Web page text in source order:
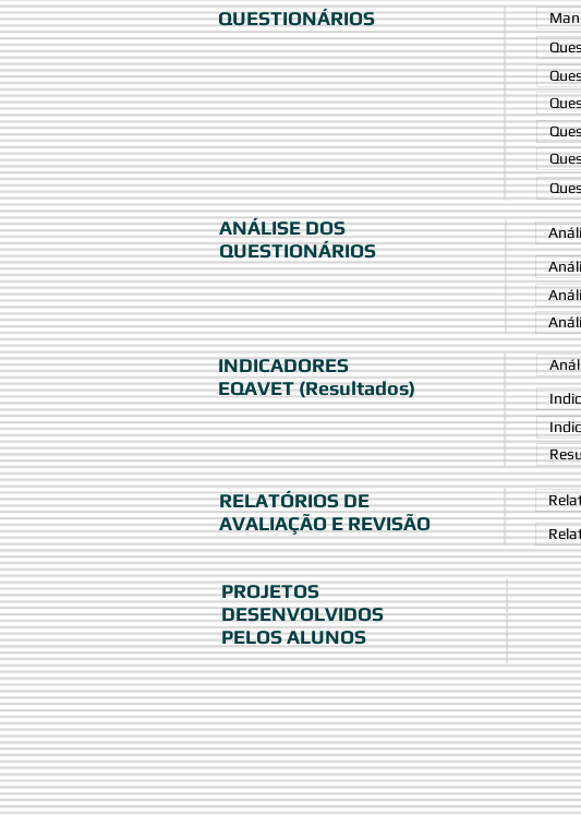
QUESTIONÁRIOS
ANÁLISE DOS
QUESTIONÁRIOS
INDICADORES
EQAVET (Resultados)
RELATÓRIOS DE
AVALIAÇÃO E REVISÃO
PROJETOS
DESENVOLVIDOS
PELOS ALUNOS